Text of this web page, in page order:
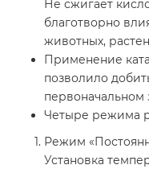
Не сжигает
благотворно
животных,
Применение
позволило
первоначальном
Четыре режима
Режим
Установка